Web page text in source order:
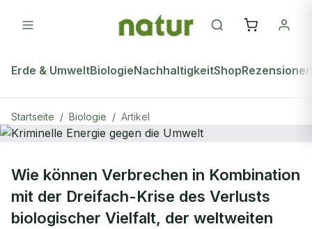
Erde & UmweltBiologieNachhaltigkeitShopRezensionen
Startseite / Biologie / Artikel
Kriminelle Energie gegen die Umwelt
Wie können Verbrechen in Kombination
mit der Dreifach-Krise des Verlusts
biologischer Vielfalt, der weltweiten